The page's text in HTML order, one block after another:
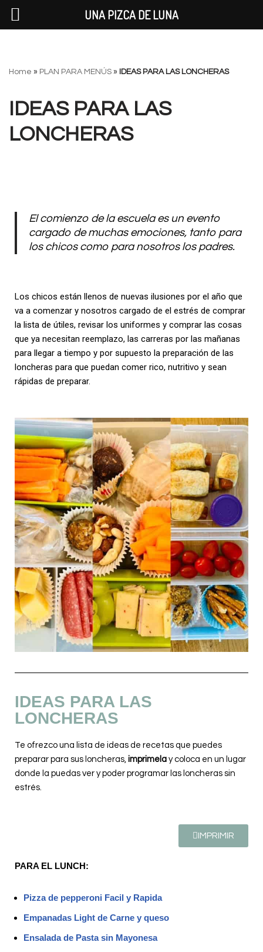
al
Home » PLAN PARA MENÚS » IDEAS PARA LAS LONCHERAS
IDEAS PARA LAS
LONCHERAS
El comienzo de la escuela es un evento
cargado de muchas emociones, tanto para
los chicos como para nosotros los padres.
Los chicos están llenos de nuevas ilusiones por el año que
va a comenzar y nosotros cargado de el estrés de comprar
la lista de útiles, revisar los uniformes y comprar las cosas
que ya necesitan reemplazo, las carreras por las mañanas
para llegar a tiempo y por supuesto la preparación de las
loncheras para que puedan comer rico, nutritivo y sean
rápidas de preparar.
IDEAS PARA LAS
LONCHERAS
Te ofrezco una lista de ideas de recetas que puedes
preparar para sus loncheras, imprimela y coloca en un lugar
donde la puedas ver y poder programar las loncheras sin
estrés.
IMPRIMIR
PARA EL LUNCH:
Pizza de pepperoni Facil y Rapida
Empanadas Light de Carne y queso
Ensalada de Pasta sin Mayonesa
UNA PIZCA DE LUNA